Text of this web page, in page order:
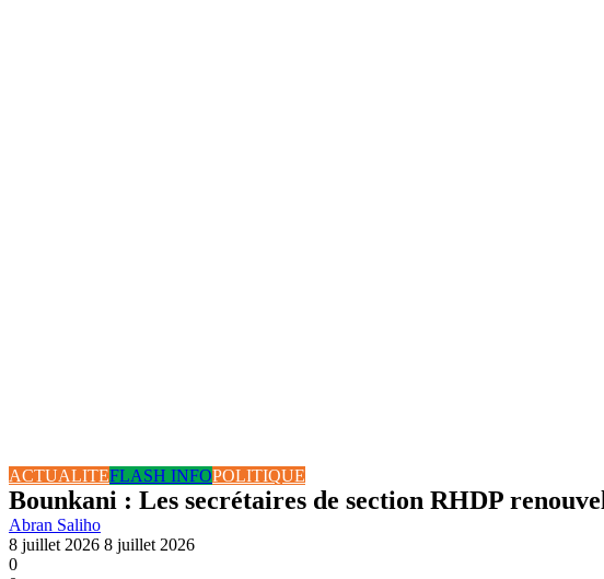
ACTUALITEFLASH INFOPOLITIQUE
Bounkani : Les secrétaires de section RHDP
Abran Saliho
8 juillet 2026 8 juillet 2026
0